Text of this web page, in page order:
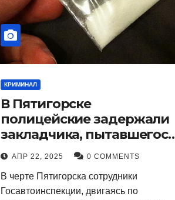
КРИМИНАЛ
В Пятигорске
полицейские задержали
закладчика, пытавшегося
сбыть партию
синтетического
наркотика
АПР 22, 2025 0 COMMENTS
В черте Пятигорска сотрудники
Госавтоинспекции, двигаясь по